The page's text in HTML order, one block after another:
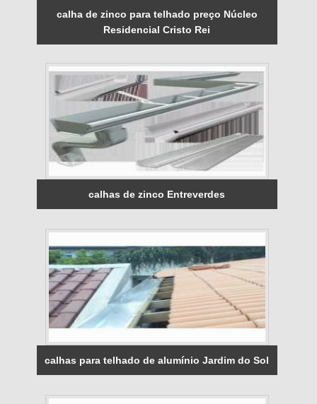
calha de zinco para telhado preço Núcleo
Residencial Cristo Rei
calhas de zinco Entreverdes
calhas para telhado de alumínio Jardim do Sol